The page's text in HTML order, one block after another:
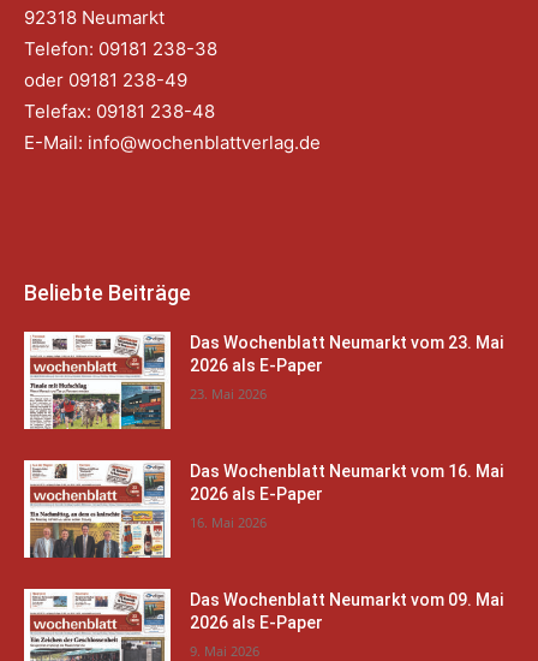
92318 Neumarkt
Telefon: 09181 238-38
oder 09181 238-49
Telefax: 09181 238-48
E-Mail: info@wochenblattverlag.de
Beliebte Beiträge
Das Wochenblatt Neumarkt vom 23. Mai
2026 als E-Paper
23. Mai 2026
Das Wochenblatt Neumarkt vom 16. Mai
2026 als E-Paper
16. Mai 2026
Das Wochenblatt Neumarkt vom 09. Mai
2026 als E-Paper
9. Mai 2026